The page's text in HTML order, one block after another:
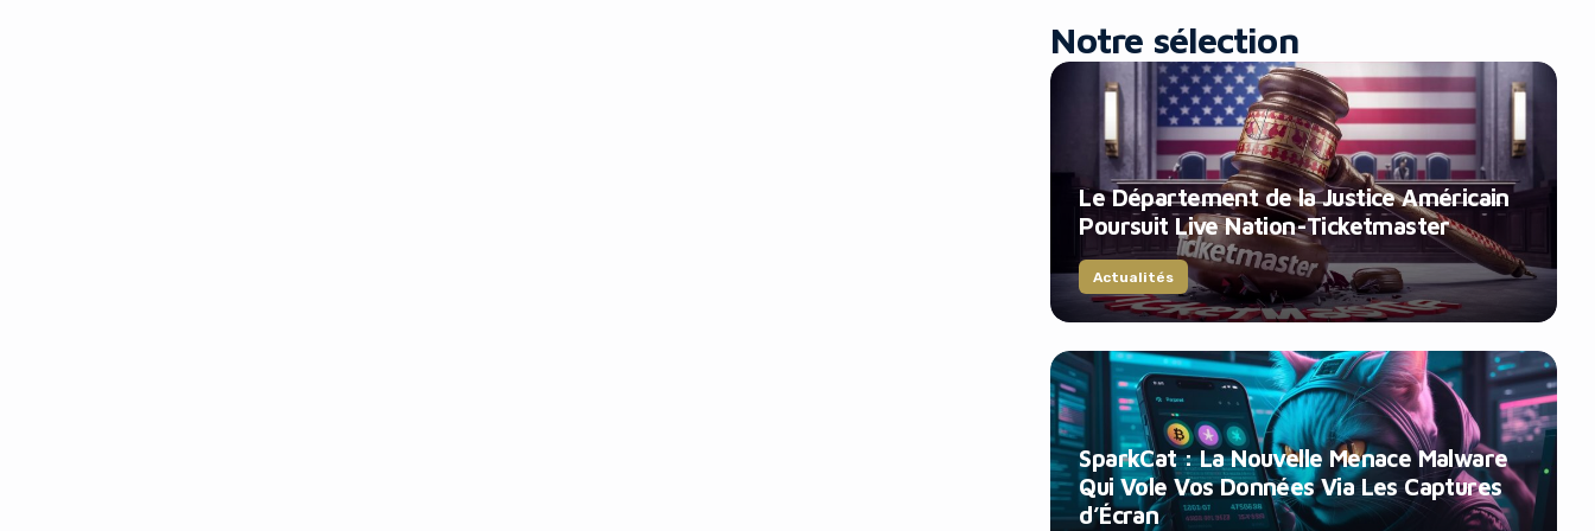
Notre sélection
Le Département de la Justice Américain
Poursuit Live Nation-Ticketmaster
Actualités
SparkCat : La Nouvelle Menace Malware
Qui Vole Vos Données Via Les Captures
d’Écran